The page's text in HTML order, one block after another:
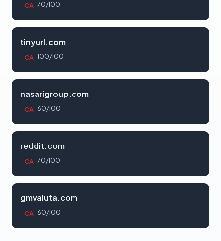
CA 70/100
tinyurl.com
CA 100/100
nasarigroup.com
CA 60/100
reddit.com
CA 70/100
gmvaluta.com
CA 60/100